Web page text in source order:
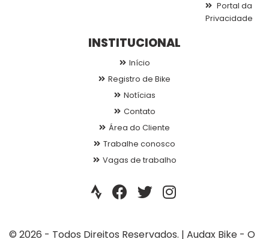
Portal da
Privacidade
INSTITUCIONAL
Início
Registro de Bike
Notícias
Contato
Área do Cliente
Trabalhe conosco
Vagas de trabalho
© 2026 - Todos Direitos Reservados. | Audax Bike - O